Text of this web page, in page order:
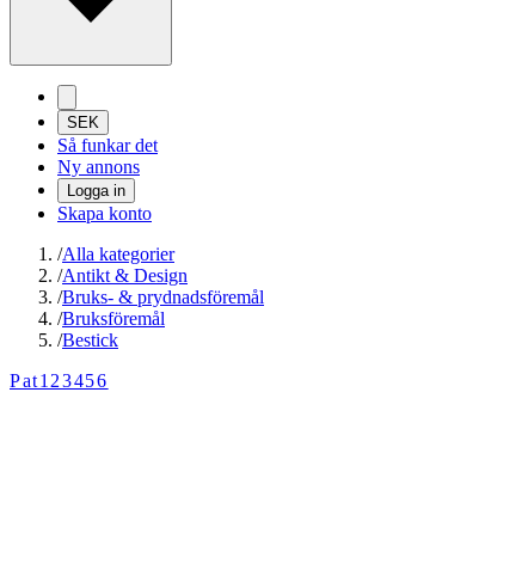
SEK
Så funkar det
Ny annons
Logga in
Skapa konto
/Alla kategorier
/Antikt & Design
/Bruks- & prydnadsföremål
/Bruksföremål
/Bestick
Pat123456